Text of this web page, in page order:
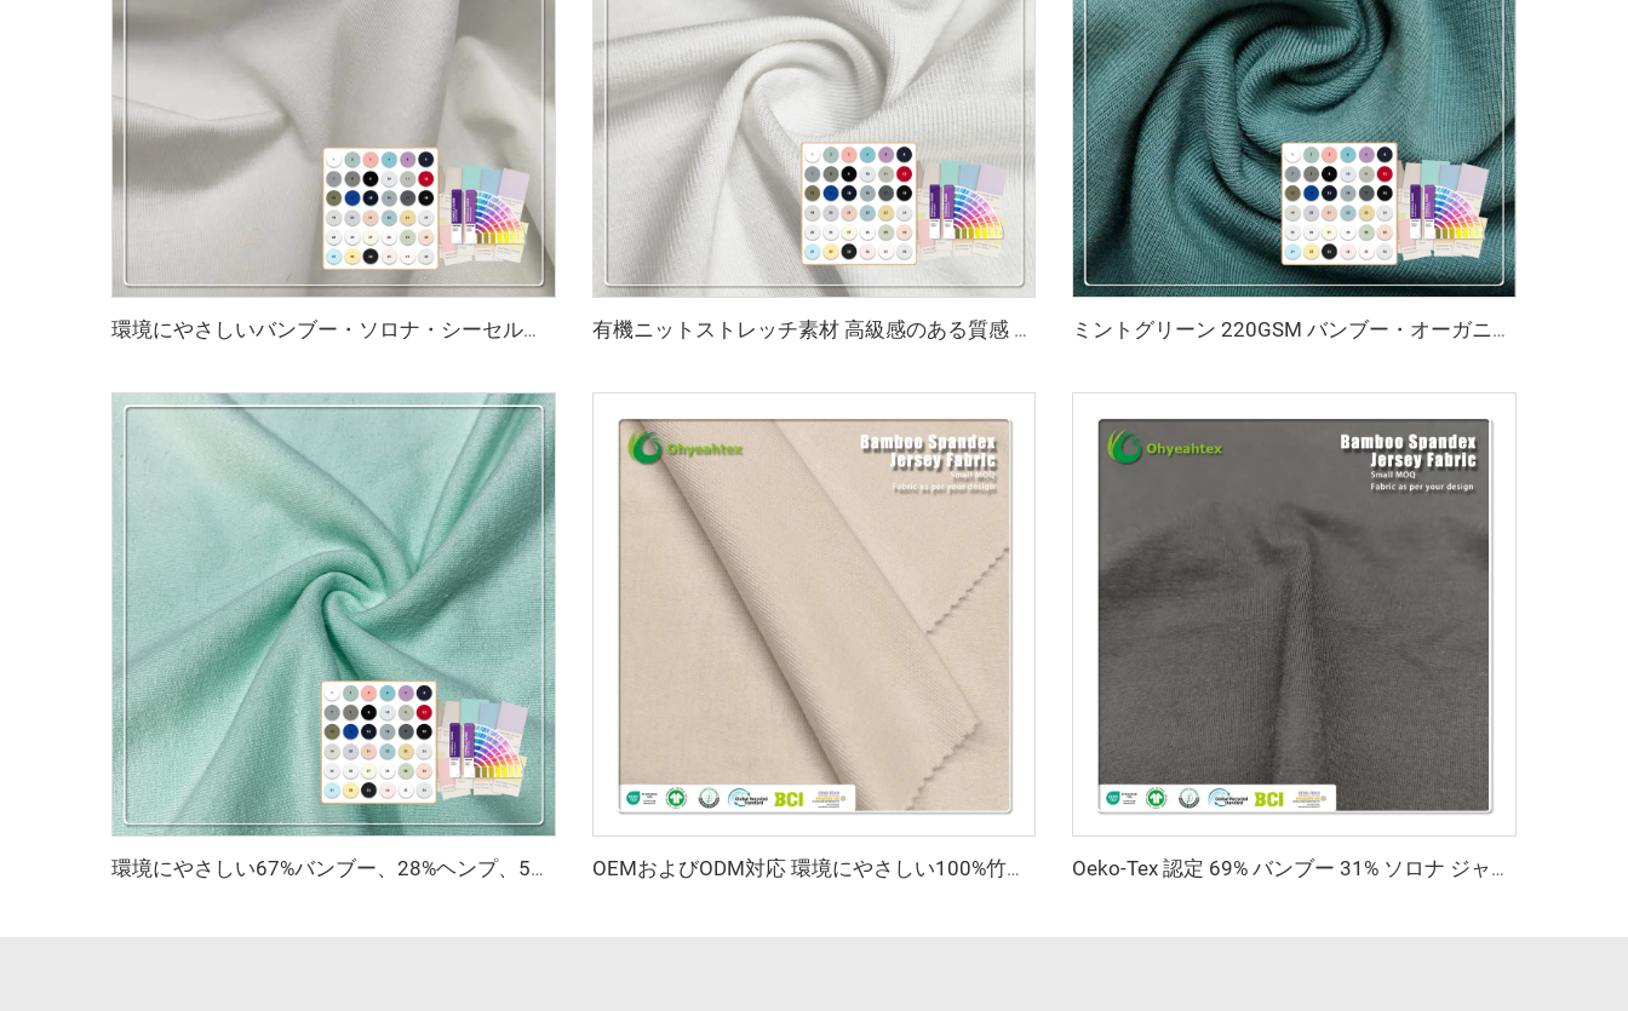
環境にやさしいバンブー・ソロナ・シーセル・スパンデックス シングルジャージ生地 抗菌 吸湿性 通気性 アパレル用 有機ニットストレッチ素材 高級感のある質感 45%バンブー 20%シーセル 29%ソロナ 6%スパンデックス 環境にやさしい生地 2023年版（アクティブウェア・Tシャツ用） ミントグリーン 220GSM バンブー・オーガニックコットン・スパンデックス ジャージ生地（アパレル・スポーツウェア用、抗菌・環境にやさしい仕様）
環境にやさしい67%バンブー、28%ヘンプ、5%スパンデックス製の通気性・抗菌・吸湿性に優れたフリース生地（ランジェリー・アクティブウェア用） OEMおよびODM対応 環境にやさしい100%竹繊維ジャージ生地 抗菌 吸湿性 通気性 備えた衣料品向け素材 Oeko-Tex 認定 69% バンブー 31% ソロナ ジャージ生地 - 女性用・キッズ服向け抗菌軽量生地